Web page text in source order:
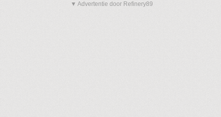
▼ Advertentie door Refinery89